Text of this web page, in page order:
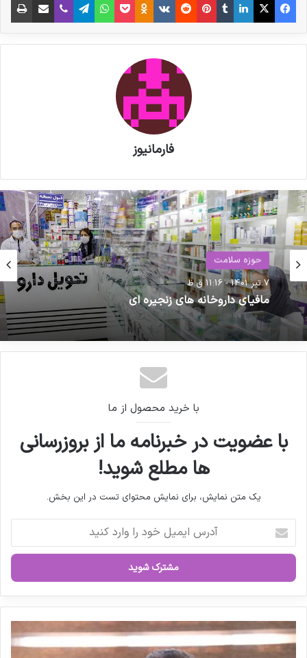
فارمانیوز
حوزه سلامت
7 تیر 1401 - 11:16 ق.ظ
مافیای داروخانه های زنجیره ای
رویداد ها
25 مهر 1404 - 8:25 ق.ظ
روز شلوغ غرفه های شرکت های ایرانی در اینترچارم
با خرید محصول از ما
با عضویت در خبرنامه ما از بروزرسانی
ها مطلع شوید!
یک متن نمایش، برای نمایش محتوای تست در این بخش.
ر
ا
ی
م
ی
ل
د
ک